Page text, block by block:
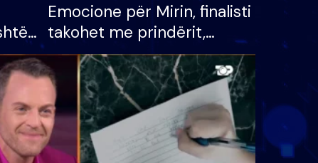
për
Emocione për Mirin, finalisti
takohet me prindërit,
vajzën dhe bashkëshorten:
S’kemi ndonjë letër divorci
apo jo?